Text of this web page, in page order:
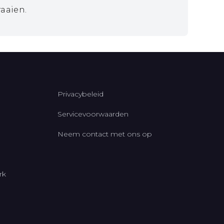
Privacybeleid
Servicevoorwaarden
Neem contact met ons op